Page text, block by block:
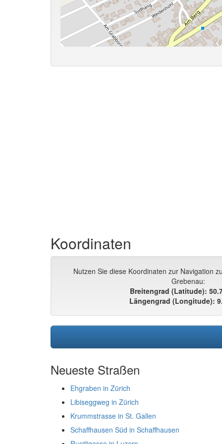
Koordinaten
Nutzen Sie diese Koordinaten zur Navigation
Grebenau:
Breitengrad (Latitude):
Längengrad (Longitude):
Neueste Straßen
Ehgraben in Zürich
Libiseggweg in Zürich
Krummstrasse in St. Gallen
Schaffhausen Süd in Schaffhausen